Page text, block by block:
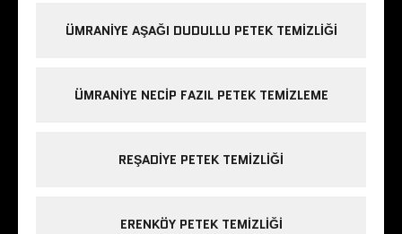
ÜMRANIYE AŞAĞI DUDULLU PETEK TEMIZLIĞI
ÜMRANIYE NECIP FAZIL PETEK TEMIZLEME
REŞADIYE PETEK TEMIZLIĞI
ERENKÖY PETEK TEMIZLIĞI